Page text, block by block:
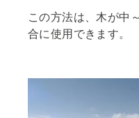
この方法は、木が中
合に使用できます。